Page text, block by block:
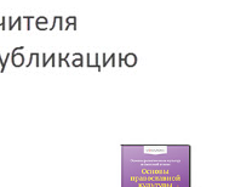
высказываний, но
речевые средства.